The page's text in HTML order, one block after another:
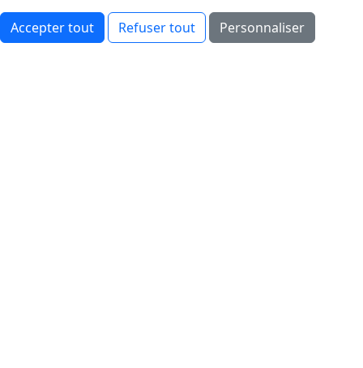
Accepter tout Refuser tout Personnaliser